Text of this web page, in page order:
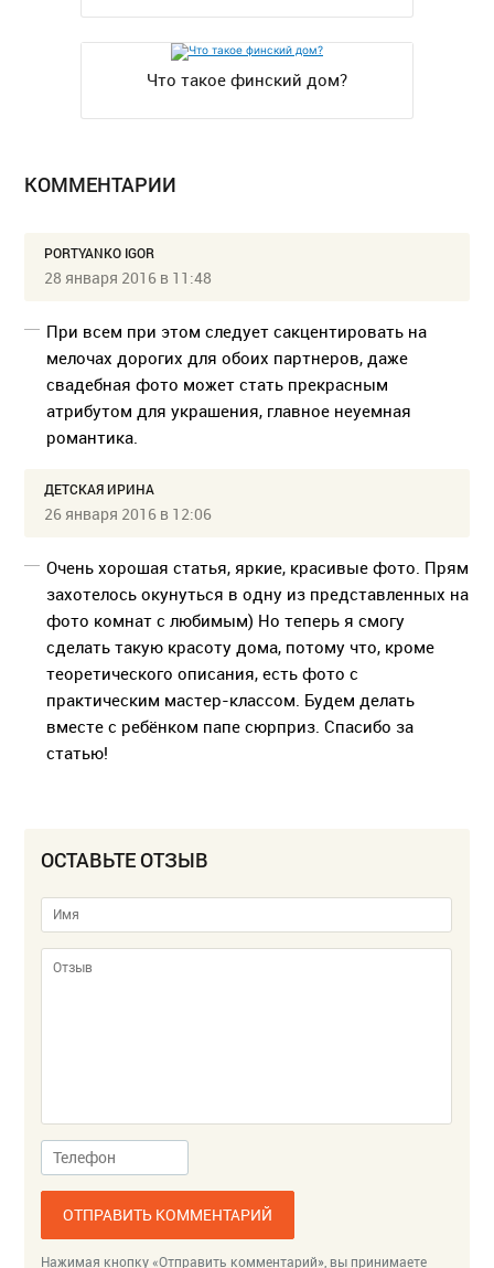
Что такое финский дом?
КОММЕНТАРИИ
PORTYANKO IGOR
28 января 2016 в 11:48
При всем при этом следует сакцентировать на
мелочах дорогих для обоих партнеров, даже
свадебная фото может стать прекрасным
атрибутом для украшения, главное неуемная
романтика.
ДЕТСКАЯ ИРИНА
26 января 2016 в 12:06
Очень хорошая статья, яркие, красивые фото. Прям
захотелось окунуться в одну из представленных на
фото комнат с любимым) Но теперь я смогу
сделать такую красоту дома, потому что, кроме
теоретического описания, есть фото с
практическим мастер-классом. Будем делать
вместе с ребёнком папе сюрприз. Спасибо за
статью!
ОСТАВЬТЕ ОТЗЫВ
ОТПРАВИТЬ КОММЕНТАРИЙ
Нажимая кнопку «Отправить комментарий», вы принимаете